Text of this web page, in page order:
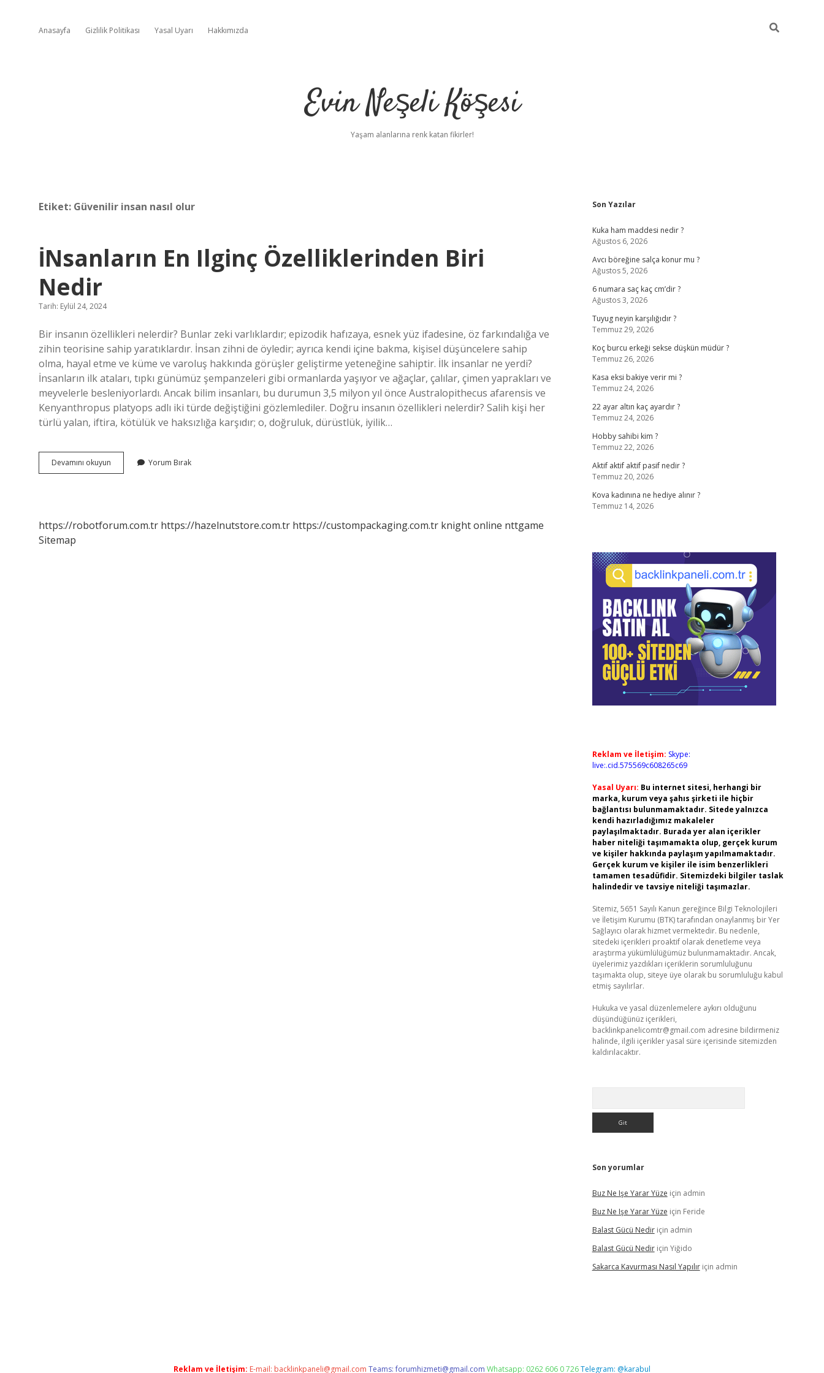
Anasayfa Gizlilik Politikası Yasal Uyarı Hakkımızda
Evin Neşeli Köşesi
Yaşam alanlarına renk katan fikirler!
Etiket: Güvenilir insan nasıl olur
İNsanların En Ilginç Özelliklerinden Biri
Nedir
Tarih: Eylül 24, 2024
Bir insanın özellikleri nelerdir? Bunlar zeki varlıklardır; epizodik hafızaya, esnek yüz ifadesine, öz farkındalığa ve
zihin teorisine sahip yaratıklardır. İnsan zihni de öyledir; ayrıca kendi içine bakma, kişisel düşüncelere sahip
olma, hayal etme ve küme ve varoluş hakkında görüşler geliştirme yeteneğine sahiptir. İlk insanlar ne yerdi?
İnsanların ilk ataları, tıpkı günümüz şempanzeleri gibi ormanlarda yaşıyor ve ağaçlar, çalılar, çimen yaprakları ve
meyvelerle besleniyorlardı. Ancak bilim insanları, bu durumun 3,5 milyon yıl önce Australopithecus afarensis ve
Kenyanthropus platyops adlı iki türde değiştiğini gözlemlediler. Doğru insanın özellikleri nelerdir? Salih kişi her
türlü yalan, iftira, kötülük ve haksızlığa karşıdır; o, doğruluk, dürüstlük, iyilik…
Devamını okuyun İNsanların
En
Yorum Bırak
https://robotforum.com.tr https://hazelnutstore.com.tr https://custompackaging.com.tr knight online nttgame
Sitemap
Sidebar
Son Yazılar
Kuka ham maddesi nedir ?
Ağustos 6, 2026
Avcı böreğine salça konur mu ?
Ağustos 5, 2026
6 numara saç kaç cm’dir ?
Ağustos 3, 2026
Tuyug neyin karşılığıdır ?
Temmuz 29, 2026
Koç burcu erkeği sekse düşkün müdür ?
Temmuz 26, 2026
Kasa eksi bakiye verir mi ?
Temmuz 24, 2026
22 ayar altın kaç ayardır ?
Temmuz 24, 2026
Hobby sahibi kim ?
Temmuz 22, 2026
Aktif aktif aktif pasif nedir ?
Temmuz 20, 2026
Kova kadınına ne hediye alınır ?
Temmuz 14, 2026
Reklam ve İletişim: Skype:
live:.cid.575569c608265c69
Yasal Uyarı: Bu internet sitesi, herhangi bir
marka, kurum veya şahıs şirketi ile hiçbir
bağlantısı bulunmamaktadır. Sitede yalnızca
kendi hazırladığımız makaleler
paylaşılmaktadır. Burada yer alan içerikler
haber niteliği taşımamakta olup, gerçek kurum
ve kişiler hakkında paylaşım yapılmamaktadır.
Gerçek kurum ve kişiler ile isim benzerlikleri
tamamen tesadüfidir. Sitemizdeki bilgiler taslak
halindedir ve tavsiye niteliği taşımazlar.
Sitemiz, 5651 Sayılı Kanun gereğince Bilgi Teknolojileri
ve İletişim Kurumu (BTK) tarafından onaylanmış bir Yer
Sağlayıcı olarak hizmet vermektedir. Bu nedenle,
sitedeki içerikleri proaktif olarak denetleme veya
araştırma yükümlülüğümüz bulunmamaktadır. Ancak,
üyelerimiz yazdıkları içeriklerin sorumluluğunu
taşımakta olup, siteye üye olarak bu sorumluluğu kabul
etmiş sayılırlar.
Hukuka ve yasal düzenlemelere aykırı olduğunu
düşündüğünüz içerikleri,
backlinkpanelicomtr@gmail.com adresine bildirmeniz
halinde, ilgili içerikler yasal süre içerisinde sitemizden
kaldırılacaktır.
Son yorumlar
Buz Ne Işe Yarar Yüze için admin
Buz Ne Işe Yarar Yüze için Feride
Balast Gücü Nediriçin admin
Balast Gücü Nediriçin Yiğido
Sakarca Kavurması Nasıl Yapılıriçin admin
Reklam ve İletişim: E-mail: backlinkpaneli@gmail.com Teams:forumhizmeti@gmail.com Whatsapp: 0262 606 0 726Telegram: @karabul